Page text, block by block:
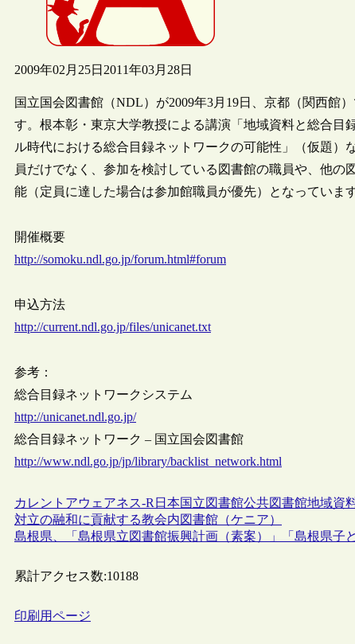
2009年02月25日 2011年03月28日
国立国会図書館（NDL）が2009年3月19日、京都（関西館
す。根本彰・東京大学教授による講演「地域資料と総合
ル時代における総合目録ネットワークの可能性」（仮題
員だけでなく、参加を検討している図書館の職員や、他
能（定員に達した場合は参加館職員が優先）となっています
開催概要
http://somoku.ndl.go.jp/forum.html#forum
申込方法
http://current.ndl.go.jp/files/unicanet.txt
参考：
総合目録ネットワークシステム
http://unicanet.ndl.go.jp/
総合目録ネットワーク – 国立国会図書館
http://www.ndl.go.jp/jp/library/backlist_network.html
カレントアウェアネス-R 日本国立図書館公共図書館地域資
対立の融和に貢献する教会内図書館（ケニア）
島根県、「島根県立図書館振興計画（素案）」「島根県子
累計アクセス数:10188
印刷用ページ